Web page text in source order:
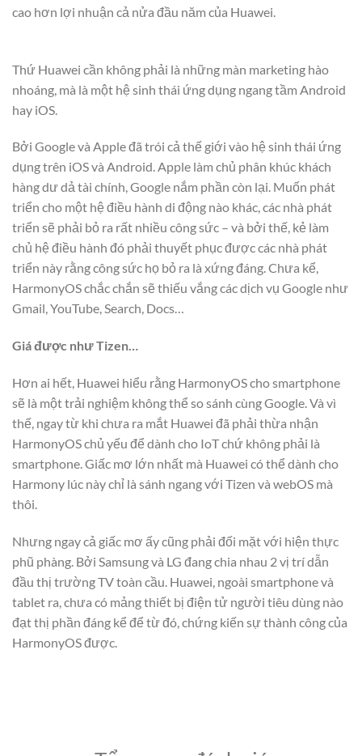
cao hơn lợi nhuận cả nửa đầu năm của Huawei.
Thứ Huawei cần không phải là những màn marketing hào
nhoáng, mà là một hệ sinh thái ứng dụng ngang tầm Android
hay iOS.
Bởi Google và Apple đã trói cả thế giới vào hệ sinh thái ứng
dụng trên iOS và Android. Apple làm chủ phân khúc khách
hàng dư dả tài chính, Google nắm phần còn lại. Muốn phát
triển cho một hệ điều hành di động nào khác, các nhà phát
triển sẽ phải bỏ ra rất nhiều công sức – và bởi thế, kẻ làm
chủ hệ điều hành đó phải thuyết phục được các nhà phát
triển này rằng công sức họ bỏ ra là xứng đáng. Chưa kể,
HarmonyOS chắc chắn sẽ thiếu vắng các dịch vụ Google như
Gmail, YouTube, Search, Docs…
Giá được như Tizen…
Hơn ai hết, Huawei hiểu rằng HarmonyOS cho smartphone
sẽ là một trải nghiệm không thể so sánh cùng Google. Và vì
thế, ngay từ khi chưa ra mắt Huawei đã phải thừa nhận
HarmonyOS chủ yếu để dành cho IoT chứ không phải là
smartphone. Giấc mơ lớn nhất mà Huawei có thể dành cho
Harmony lúc này chỉ là sánh ngang với Tizen và webOS mà
thôi.
Nhưng ngay cả giấc mơ ấy cũng phải đối mặt với hiện thực
phũ phàng. Bởi Samsung và LG đang chia nhau 2 vị trí dẫn
đầu thị trường TV toàn cầu. Huawei, ngoài smartphone và
tablet ra, chưa có mảng thiết bị điện tử người tiêu dùng nào
đạt thị phần đáng kể để từ đó, chứng kiến sự thành công của
HarmonyOS được.